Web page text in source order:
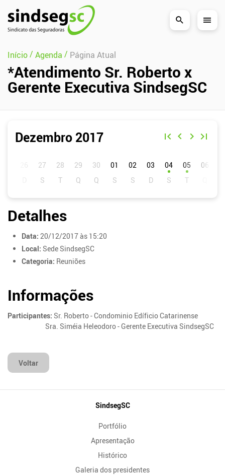
Pular Navegação (s)
Início/ Agenda / Página Atual
*Atendimento Sr. Roberto x
Gerente Executiva SindsegSC
Dezembro 2017
01 02 03 04 05 06
Detalhes
Data: 20/12/2017 às 15:20
Local: Sede SindsegSC
Categoria: Reuniões
Informações
Participantes:Sr. Roberto - Condominio Edíficio Catarinense
Sra. Siméia Heleodoro - Gerente Executiva SindsegSC
Voltar
SindsegSC
Portfólio
Apresentação
Histórico
Galeria dos presidentes